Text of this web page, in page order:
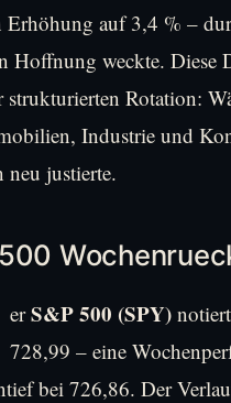
Erhöhung auf 3,4 % –
Hoffnung weckte. Diese
strukturierten Rotation:
Industrie und
neu justierte.
erS&P 500 (SPY)
728,99 – eine
bei 726,86. Der